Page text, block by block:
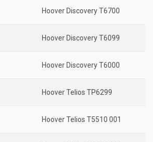
Hoover Discovery T6700
Hoover Discovery T6099
Hoover Discovery T6000
Hoover Telios TP6299
Hoover Telios T5510 001